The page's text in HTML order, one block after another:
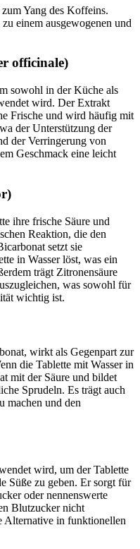
Yang des Koffeins.
einem ausgewogenen und
officinale)
sowohl in der Küche als
wird. Der Extrakt
Frische und wird häufig mit
der Unterstützung der
der Verringerung von
Geschmack eine leicht
ihre frische Säure und
Reaktion, die den
setzt sie
in Wasser löst, was ein
trägt Zitronensäure
was sowohl für
wichtig ist.
wirkt als Gegenpart zur
die Tablette mit Wasser in
mit der Säure und bildet
Sprudeln. Es trägt auch
machen und den
wird, um der Tablette
Süße zu geben. Er sorgt für
oder nennenswerte
Blutzucker nicht
Alternative in funktionellen